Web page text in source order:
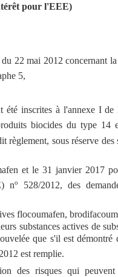
pour l'EEE)
22 mai 2012 concernant
5,
été inscrites à l'annexe I
biocides du type 14
règlement, sous réserve
et le 31 janvier 2017
no
528/2012, des
flocoumafen,
substances actives de
que s'il est
est remplie.
des risques qui